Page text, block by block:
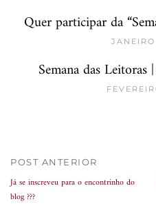
Quer participar da
JANEIRO
Semana das
POST ANTERIOR
Já se inscreveu para o encontrinho do
blog ???